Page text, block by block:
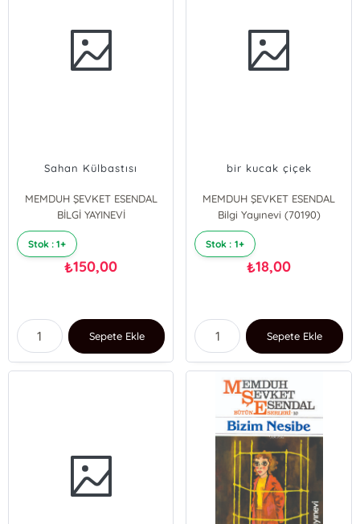
Sahan Külbastısı
MEMDUH ŞEVKET ESENDAL
BİLGİ YAYINEVİ
Stok : 1+
₺150,00
Sepete Ekle
bir kucak çiçek
MEMDUH ŞEVKET ESENDAL
Bilgi Yayınevi (70190)
Stok : 1+
₺18,00
Sepete Ekle